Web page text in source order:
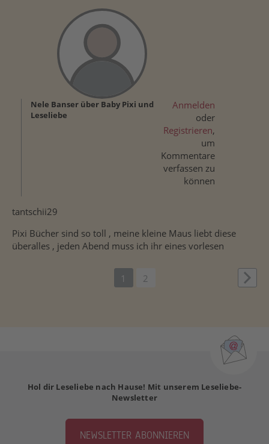
tantschii29
Nele Banser über Baby Pixi und
Leseliebe
Anmelden
oder
Registrieren,
um
Kommentare
verfassen zu
können
Pixi Bücher sind so toll , meine kleine Maus liebt diese
überalles , jeden Abend muss ich ihr eines vorlesen
1 2
Hol dir Leseliebe nach Hause! Mit unserem Leseliebe-
Newsletter
NEWSLETTER ABONNIEREN